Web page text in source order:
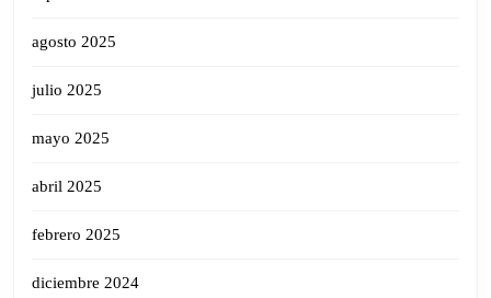
agosto 2025
julio 2025
mayo 2025
abril 2025
febrero 2025
diciembre 2024